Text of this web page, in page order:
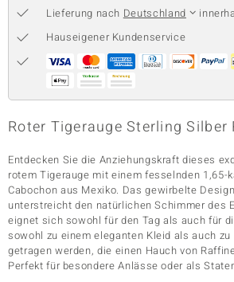
Lieferung nach Deutschland
Hauseigener Kundenservice
Roter Tigerauge Sterling Silber
Entdecken Sie die Anziehungskraft dieses
rotem Tigerauge mit einem fesselnden 1,65-
Cabochon aus Mexiko. Das gewirbelte
unterstreicht den natürlichen Schimmer des
eignet sich sowohl für den Tag als auch für
sowohl zu einem eleganten Kleid als auch
getragen werden, die einen Hauch von
Perfekt für besondere Anlässe oder als